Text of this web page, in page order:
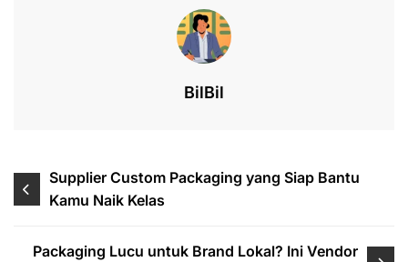
s
BilBil
Post
navigation
Supplier Custom Packaging yang Siap Bantu
Kamu Naik Kelas
Packaging Lucu untuk Brand Lokal? Ini Vendor